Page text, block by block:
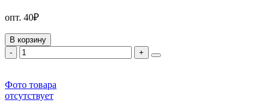
опт. 40₽
В корзину
-
+
Фото товара
отсутствует